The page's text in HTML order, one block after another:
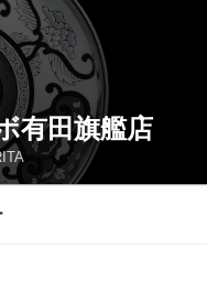
有田旗艦店